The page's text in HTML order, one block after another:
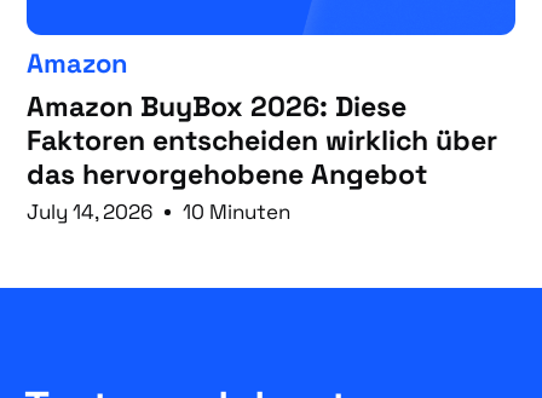
Amazon
Amazon BuyBox 2026: Diese
Faktoren entscheiden wirklich über
das hervorgehobene Angebot
July 14, 2026 10 Minuten